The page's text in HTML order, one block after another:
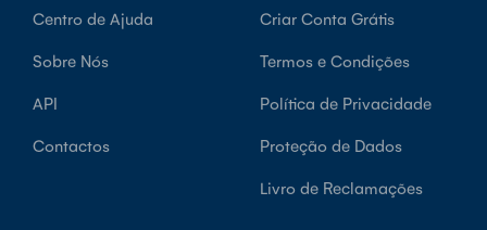
Centro de Ajuda
Sobre Nós
API
Contactos
Criar Conta Grátis
Termos e Condições
Política de Privacidade
Proteção de Dados
Livro de Reclamações